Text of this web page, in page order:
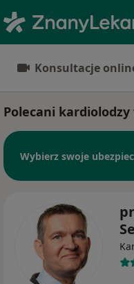
Konsultacje
Polecani kardiolodzy
Wybierz swoje